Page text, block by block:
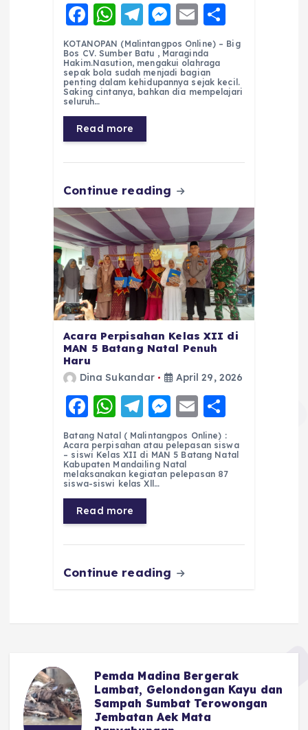
F
a
c
e
b
o
o
k
W
h
a
ts
A
p
p
T
el
e
g
r
a
m
M
e
ss
e
n
E
m
ai
l
h
re
KOTANOPAN (Malintangpos Online) – Big
Bos CV. Sumber Batu , Maraginda
Hakim.Nasution, mengakui olahraga
sepak bola sudah menjadi bagian
penting dalam kehidupannya sejak kecil.
Saking cintanya, bahkan dia mempelajari
seluruh…
Read more
Continue reading
Acara Perpisahan Kelas XII di
MAN 5 Batang Natal Penuh
Haru
Dina Sukandar April 29, 2026
F
a
c
e
b
o
o
k
W
h
a
ts
A
p
p
T
el
e
g
r
a
m
M
e
ss
e
er
E
m
ai
l
h
a
re
Batang Natal ( Malintangpos Online) :
Acara perpisahan atau pelepasan siswa
– siswi Kelas XII di MAN 5 Batang Natal
Kabupaten Mandailing Natal
melaksanakan kegiatan pelepasan 87
siswa-siswi kelas Xll…
Read more
Continue reading
Pemda Madina Bergerak
Lambat, Gelondongan Kayu dan
Sampah Sumbat Terowongan
Jembatan Aek Mata